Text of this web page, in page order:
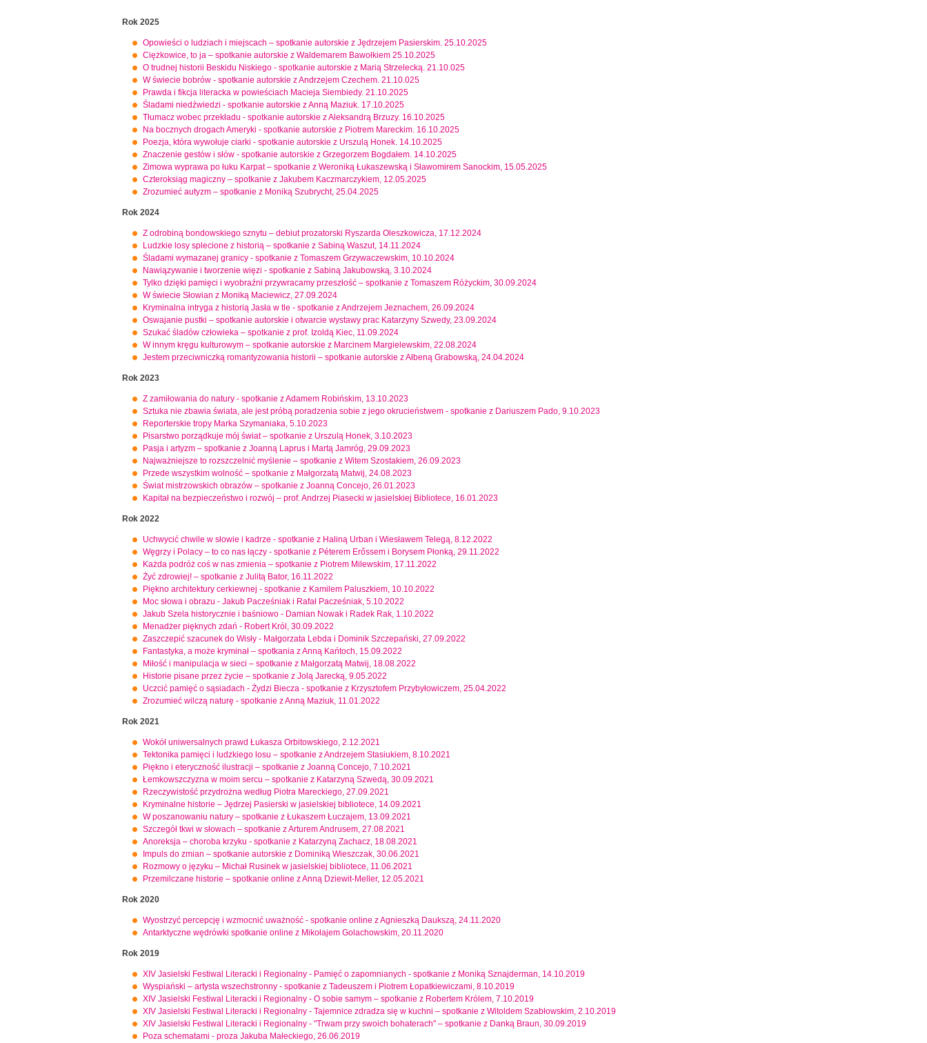
Rok 2025
Opowieści o ludziach i miejscach – spotkanie autorskie z Jędrzejem Pasierskim. 25.10.2025
Ciężkowice, to ja – spotkanie autorskie z Waldemarem Bawołkiem 25.10.2025
O trudnej historii Beskidu Niskiego - spotkanie autorskie z Marią Strzelecką. 21.10.025
W świecie bobrów - spotkanie autorskie z Andrzejem Czechem. 21.10.025
Prawda i fikcja literacka w powieściach Macieja Siembiedy. 21.10.2025
Śladami niedźwiedzi - spotkanie autorskie z Anną Maziuk. 17.10.2025
Tłumacz wobec przekładu - spotkanie autorskie z Aleksandrą Brzuzy. 16.10.2025
Na bocznych drogach Ameryki - spotkanie autorskie z Piotrem Mareckim. 16.10.2025
Poezja, która wywołuje ciarki - spotkanie autorskie z Urszulą Honek. 14.10.2025
Znaczenie gestów i słów - spotkanie autorskie z Grzegorzem Bogdałem. 14.10.2025
Zimowa wyprawa po łuku Karpat – spotkanie z Weroniką Łukaszewską i Sławomirem Sanockim, 15.05.2025
Czteroksiąg magiczny – spotkanie z Jakubem Kaczmarczykiem, 12.05.2025
Zrozumieć autyzm – spotkanie z Moniką Szubrycht, 25.04.2025
Rok 2024
Z odrobiną bondowskiego sznytu – debiut prozatorski Ryszarda Oleszkowicza, 17.12.2024
Ludzkie losy splecione z historią – spotkanie z Sabiną Waszut, 14.11.2024
Śladami wymazanej granicy - spotkanie z Tomaszem Grzywaczewskim, 10.10.2024
Nawiązywanie i tworzenie więzi - spotkanie z Sabiną Jakubowską, 3.10.2024
Tylko dzięki pamięci i wyobraźni przywracamy przeszłość – spotkanie z Tomaszem Różyckim, 30.09.2024
W świecie Słowian z Moniką Maciewicz, 27.09.2024
Kryminalna intryga z historią Jasła w tle - spotkanie z Andrzejem Jeznachem, 26.09.2024
Oswajanie pustki – spotkanie autorskie i otwarcie wystawy prac Katarzyny Szwedy, 23.09.2024
Szukać śladów człowieka – spotkanie z prof. Izoldą Kiec, 11.09.2024
W innym kręgu kulturowym – spotkanie autorskie z Marcinem Margielewskim, 22.08.2024
Jestem przeciwniczką romantyzowania historii – spotkanie autorskie z Ałbeną Grabowską, 24.04.2024
Rok 2023
Z zamiłowania do natury - spotkanie z Adamem Robińskim, 13.10.2023
Sztuka nie zbawia świata, ale jest próbą poradzenia sobie z jego okrucieństwem - spotkanie z Dariuszem Pado, 9.10.2023
Reporterskie tropy Marka Szymaniaka, 5.10.2023
Pisarstwo porządkuje mój świat – spotkanie z Urszulą Honek, 3.10.2023
Pasja i artyzm – spotkanie z Joanną Laprus i Martą Jamróg, 29.09.2023
Najważniejsze to rozszczelnić myślenie – spotkanie z Witem Szostakiem, 26.09.2023
Przede wszystkim wolność – spotkanie z Małgorzatą Matwij, 24.08.2023
Świat mistrzowskich obrazów – spotkanie z Joanną Concejo, 26.01.2023
Kapitał na bezpieczeństwo i rozwój – prof. Andrzej Piasecki w jasielskiej Bibliotece, 16.01.2023
Rok 2022
Uchwycić chwile w słowie i kadrze - spotkanie z Haliną Urban i Wiesławem Telegą, 8.12.2022
Węgrzy i Polacy – to co nas łączy - spotkanie z Péterem Erőssem i Borysem Płonką, 29.11.2022
Każda podróż coś w nas zmienia – spotkanie z Piotrem Milewskim, 17.11.2022
Żyć zdrowiej! – spotkanie z Julitą Bator, 16.11.2022
Piękno architektury cerkiewnej - spotkanie z Kamilem Paluszkiem, 10.10.2022
Moc słowa i obrazu - Jakub Pacześniak i Rafał Pacześniak, 5.10.2022
Jakub Szela historycznie i baśniowo - Damian Nowak i Radek Rak, 1.10.2022
Menadżer pięknych zdań - Robert Król, 30.09.2022
Zaszczepić szacunek do Wisły - Małgorzata Lebda i Dominik Szczepański, 27.09.2022
Fantastyka, a może kryminał – spotkania z Anną Kańtoch, 15.09.2022
Miłość i manipulacja w sieci – spotkanie z Małgorzatą Matwij, 18.08.2022
Historie pisane przez życie – spotkanie z Jolą Jarecką, 9.05.2022
Uczcić pamięć o sąsiadach - Żydzi Biecza - spotkanie z Krzysztofem Przybyłowiczem, 25.04.2022
Zrozumieć wilczą naturę - spotkanie z Anną Maziuk, 11.01.2022
Rok 2021
Wokół uniwersalnych prawd Łukasza Orbitowskiego, 2.12.2021
Tektonika pamięci i ludzkiego losu – spotkanie z Andrzejem Stasiukiem, 8.10.2021
Piękno i eteryczność ilustracji – spotkanie z Joanną Concejo, 7.10.2021
Łemkowszczyzna w moim sercu – spotkanie z Katarzyną Szwedą, 30.09.2021
Rzeczywistość przydrożna według Piotra Mareckiego, 27.09.2021
Kryminalne historie – Jędrzej Pasierski w jasielskiej bibliotece, 14.09.2021
W poszanowaniu natury – spotkanie z Łukaszem Łuczajem, 13.09.2021
Szczegół tkwi w słowach – spotkanie z Arturem Andrusem, 27.08.2021
Anoreksja – choroba krzyku - spotkanie z Katarzyną Zachacz, 18.08.2021
Impuls do zmian – spotkanie autorskie z Dominiką Wieszczak, 30.06.2021
Rozmowy o języku – Michał Rusinek w jasielskiej bibliotece, 11.06.2021
Przemilczane historie – spotkanie online z Anną Dziewit-Meller, 12.05.2021
Rok 2020
Wyostrzyć percepcję i wzmocnić uważność - spotkanie online z Agnieszką Daukszą, 24.11.2020
Antarktyczne wędrówki spotkanie online z Mikołajem Golachowskim, 20.11.2020
Rok 2019
XIV Jasielski Festiwal Literacki i Regionalny - Pamięć o zapomnianych - spotkanie z Moniką Sznajderman, 14.10.2019
Wyspiański – artysta wszechstronny - spotkanie z Tadeuszem i Piotrem Łopatkiewiczami, 8.10.2019
XIV Jasielski Festiwal Literacki i Regionalny - O sobie samym – spotkanie z Robertem Królem, 7.10.2019
XIV Jasielski Festiwal Literacki i Regionalny - Tajemnice zdradza się w kuchni – spotkanie z Witoldem Szabłowskim, 2.10.2019
XIV Jasielski Festiwal Literacki i Regionalny - "Trwam przy swoich bohaterach" – spotkanie z Danką Braun, 30.09.2019
Poza schematami - proza Jakuba Małeckiego, 26.06.2019